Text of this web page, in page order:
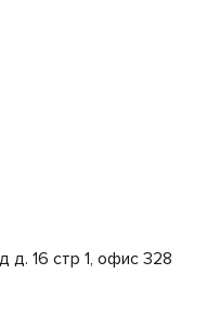
д. 16 стр 1, офис 328